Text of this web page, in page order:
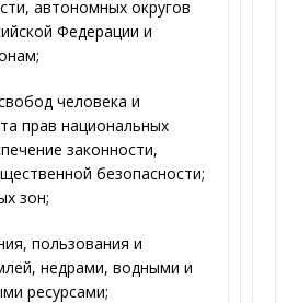
автономных округов
Федерации и
человека и
прав национальных
законности,
безопасности;
зон;
пользования и
недрами, водными и
ресурсами;